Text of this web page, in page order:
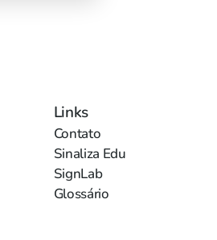
Links
Contato
Sinaliza Edu
SignLab
Glossário